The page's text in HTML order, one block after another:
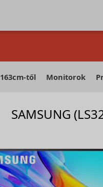
163cm-től Monitorok
SAMSUNG